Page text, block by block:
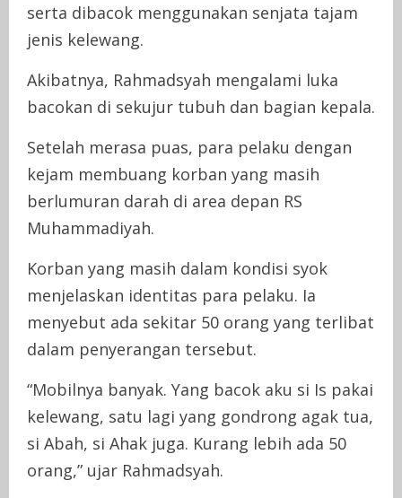
serta dibacok menggunakan senjata tajam
jenis kelewang.
Akibatnya, Rahmadsyah mengalami luka
bacokan di sekujur tubuh dan bagian kepala.
Setelah merasa puas, para pelaku dengan
kejam membuang korban yang masih
berlumuran darah di area depan RS
Muhammadiyah.
Korban yang masih dalam kondisi syok
menjelaskan identitas para pelaku. Ia
menyebut ada sekitar 50 orang yang terlibat
dalam penyerangan tersebut.
“Mobilnya banyak. Yang bacok aku si Is pakai
kelewang, satu lagi yang gondrong agak tua,
si Abah, si Ahak juga. Kurang lebih ada 50
orang,” ujar Rahmadsyah.